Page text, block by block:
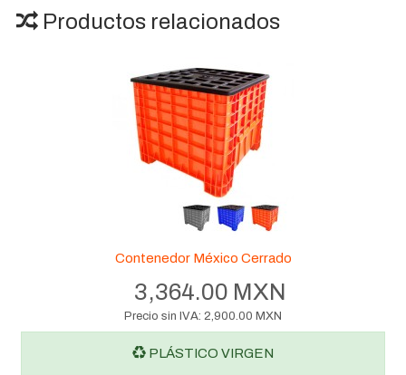
Productos relacionados
Contenedor México Cerrado
3,364.00 MXN
Precio sin IVA: 2,900.00 MXN
PLÁSTICO VIRGEN